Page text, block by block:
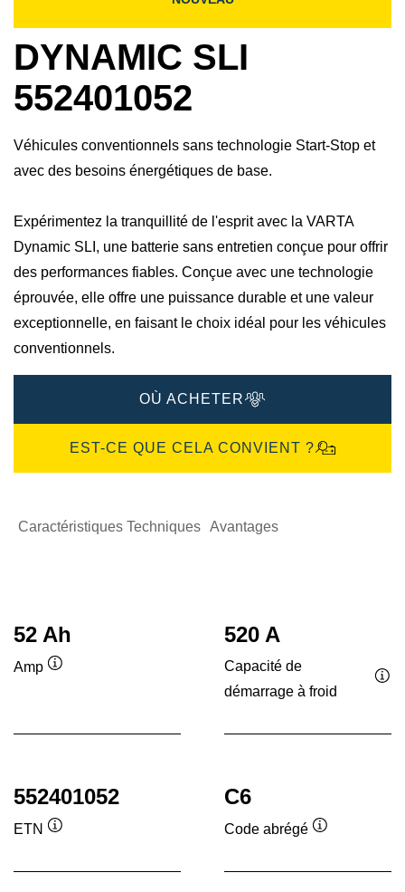
DYNAMIC SLI
552401052
Véhicules conventionnels sans technologie Start-Stop et
avec des besoins énergétiques de base.
Expérimentez la tranquillité de l'esprit avec la VARTA
Dynamic SLI, une batterie sans entretien conçue pour offrir
des performances fiables. Conçue avec une technologie
éprouvée, elle offre une puissance durable et une valeur
exceptionnelle, en faisant le choix idéal pour les véhicules
conventionnels.
OÙ ACHETER
EST-CE QUE CELA CONVIENT ?
Caractéristiques Techniques Avantages
52 Ah
Amp
520 A
Capacité de
démarrage à froid
552401052
ETN
C6
Code abrégé